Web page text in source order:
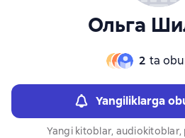
Ольга
2 ta
Yangiliklarga
Yangi kitoblar,